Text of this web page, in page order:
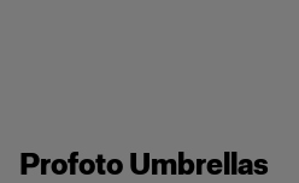
Profoto Umbrellas